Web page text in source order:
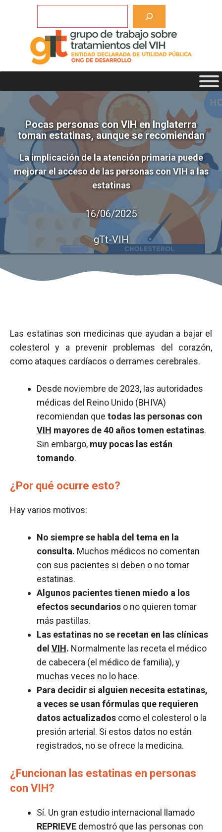
Pocas personas con VIH en Inglaterra
toman estatinas, aunque se recomiendan
La implicación de la atención primaria puede
mejorar el acceso de las personas con VIH a las
estatinas
16/06/2025
gTt-VIH
Las estatinas son medicinas que ayudan a bajar el
colesterol y a prevenir problemas del corazón,
como ataques cardíacos o derrames cerebrales.
Desde noviembre de 2023, las autoridades
médicas del Reino Unido (BHIVA)
recomiendan que todas las personas con
VIH mayores de 40 años tomen estatinas.
Sin embargo, muy pocas las están
tomando.
¿Por qué ocurre esto?
Hay varios motivos:
No siempre se habla del tema en la
consulta. Muchos médicos no comentan
con sus pacientes si deben o no tomar
estatinas.
Algunos pacientes tienen miedo a los
efectos secundarios o no quieren tomar
más pastillas.
Las estatinas no se recetan en las clínicas
del VIH. Normalmente las receta el médico
de cabecera (el médico de familia), y
muchas veces no lo hace.
Para decidir si alguien necesita estatinas,
a veces se usan fórmulas que requieren
datos actualizados como el colesterol o la
presión arterial. Si estos datos no están
registrados, no se ofrece la medicina.
¿Funcionan las estatinas en personas
con VIH?
Sí. Un gran estudio internacional llamado
REPRIEVE demostró que las personas con